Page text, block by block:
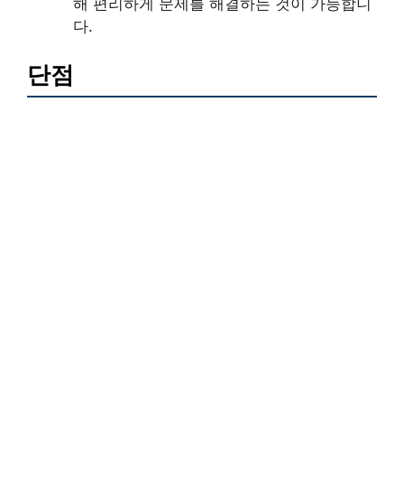
해 편리하게 문제를 해결하는 것이 가능합니
다.
단점